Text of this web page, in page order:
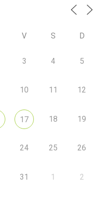
V S D
3 4 5
10 11 12
17 18 19
24 25 26
31 1 2